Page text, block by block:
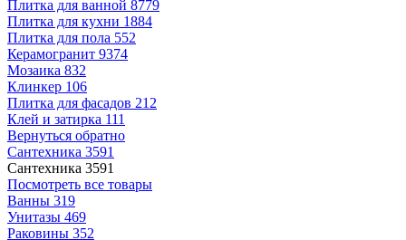
Плитка для ванной 8779
Плитка для кухни 1884
Плитка для пола 552
Керамогранит 9374
Мозаика 832
Клинкер 106
Плитка для фасадов 212
Клей и затирка 111
Вернуться обратно
Сантехника 3591
Сантехника 3591
Посмотреть все товары
Ванны 319
Унитазы 469
Раковины 352